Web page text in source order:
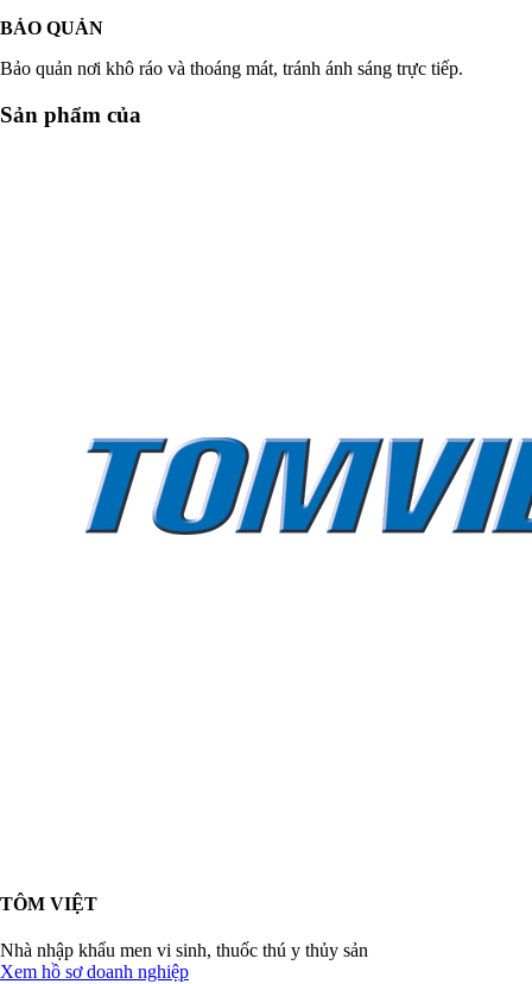
BẢO QUẢN
Bảo quản nơi khô ráo và thoáng mát, tránh ánh sáng trực tiếp.
Sản phẩm của
TÔM VIỆT
Nhà nhập khẩu men vi sinh, thuốc thú y thủy sản
Xem hồ sơ doanh nghiệp